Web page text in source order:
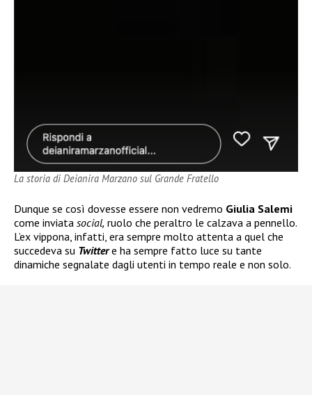
La storia di Deianira Marzano sul Grande Fratello
Dunque se così dovesse essere non vedremo Giulia Salemi
come inviata social, ruolo che peraltro le calzava a pennello.
L’ex vippona, infatti, era sempre molto attenta a quel che
succedeva su Twittere ha sempre fatto luce su tante
dinamiche segnalate dagli utenti in tempo reale e non solo.